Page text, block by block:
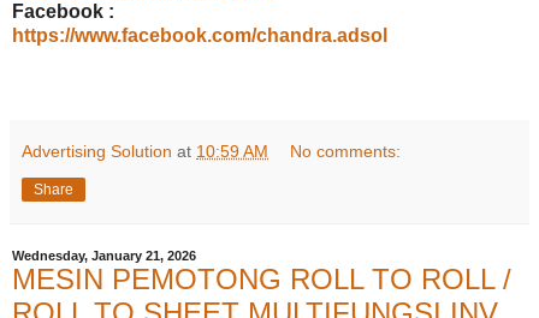
Facebook :
https://www.facebook.com/chandra.adsol
Advertising Solution at 10:59 AM No comments:
Share
Wednesday, January 21, 2026
MESIN PEMOTONG ROLL TO ROLL /